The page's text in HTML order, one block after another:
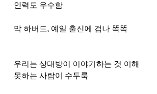
인력도 우수함
막 하버드, 예일 출신에 겁나 똑똑
우리는 상대방이 이야기하는 것 이해
못하는 사람이 수두룩